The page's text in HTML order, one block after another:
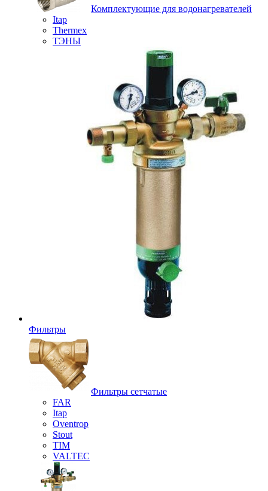
Комплектующие для водонагревателей
Itap
Thermex
ТЭНЫ
Фильтры
Фильтры сетчатые
FAR
Itap
Oventrop
Stout
TIM
VALTEC